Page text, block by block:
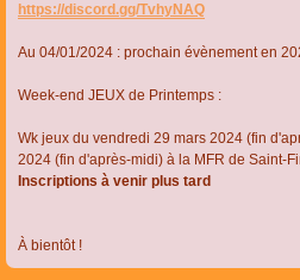
https://discord.gg/TvhyNAQ
Au 04/01/2024 : prochain évènement en
Week-end JEUX de Printemps :
Wk jeux du vendredi 29 mars 2024 (fin
2024 (fin d'après-midi) à la MFR de Saint-
Inscriptions à venir plus tard
À bientôt !